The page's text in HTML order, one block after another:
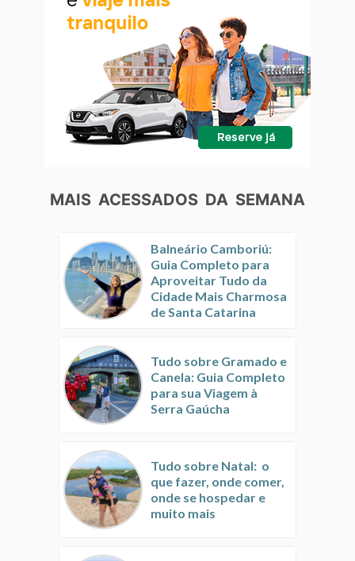
MAIS ACESSADOS DA SEMANA
Balneário Camboriú:
Guia Completo para
Aproveitar Tudo da
Cidade Mais Charmosa
de Santa Catarina
Tudo sobre Gramado e
Canela: Guia Completo
para sua Viagem à
Serra Gaúcha
Tudo sobre Natal: o
que fazer, onde comer,
onde se hospedar e
muito mais